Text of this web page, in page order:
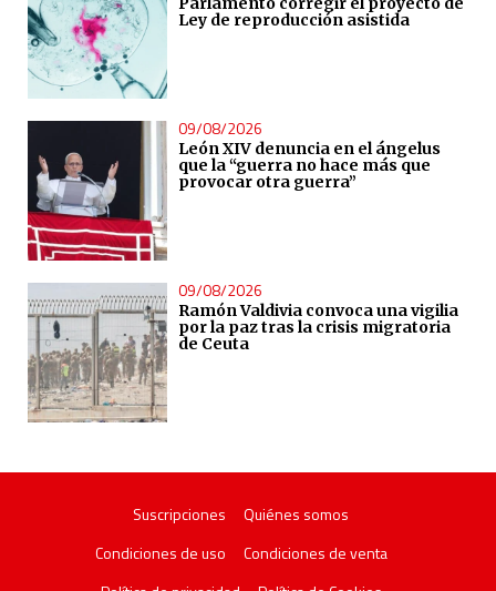
Ley de reproducción asistida
09/08/2026
León XIV denuncia en el ángelus
que la “guerra no hace más que
provocar otra guerra”
09/08/2026
Ramón Valdivia convoca una vigilia
por la paz tras la crisis migratoria
de Ceuta
Suscripciones
Quiénes somos
Condiciones de uso
Condiciones de venta